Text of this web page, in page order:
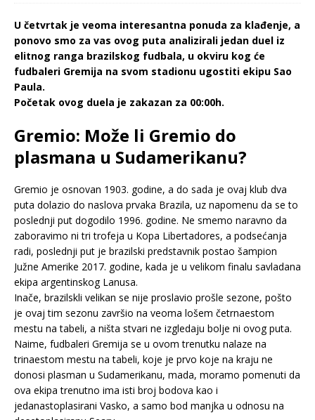
U četvrtak je veoma interesantna ponuda za klađenje, a
ponovo smo za vas ovog puta analizirali jedan duel iz
elitnog ranga brazilskog fudbala, u okviru kog će
fudbaleri Gremija na svom stadionu ugostiti ekipu Sao
Paula.
Početak ovog duela je zakazan za 00:00h.
Gremio: Može li Gremio do
plasmana u Sudamerikanu?
Gremio je osnovan 1903. godine, a do sada je ovaj klub dva
puta dolazio do naslova prvaka Brazila, uz napomenu da se to
poslednji put dogodilo 1996. godine. Ne smemo naravno da
zaboravimo ni tri trofeja u Kopa Libertadores, a podsećanja
radi, poslednji put je brazilski predstavnik postao šampion
Južne Amerike 2017. godine, kada je u velikom finalu savladana
ekipa argentinskog Lanusa.
Inače, brazilskli velikan se nije proslavio prošle sezone, pošto
je ovaj tim sezonu završio na veoma lošem četrnaestom
mestu na tabeli, a ništa stvari ne izgledaju bolje ni ovog puta.
Naime, fudbaleri Gremija se u ovom trenutku nalaze na
trinaestom mestu na tabeli, koje je prvo koje na kraju ne
donosi plasman u Sudamerikanu, mada, moramo pomenuti da
ova ekipa trenutno ima isti broj bodova kao i
jedanastoplasirani Vasko, a samo bod manjka u odnosu na